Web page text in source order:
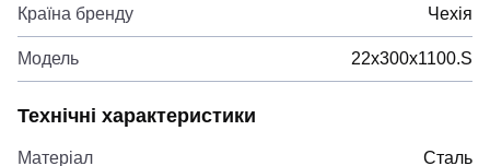
Країна бренду Чехія
Модель 22х300х1100.S
Технічні характеристики
Матеріал Сталь